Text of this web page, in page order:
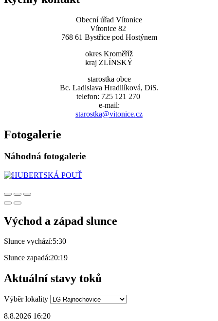
Obecní úřad Vítonice
Vítonice 82
768 61 Bystřice pod Hostýnem
okres Kroměříž
kraj ZLÍNSKÝ
starostka obce
Bc. Ladislava Hradilíková, DiS.
telefon: 725 121 270
e-mail:
starostka@vitonice.cz
Fotogalerie
Náhodná fotogalerie
Východ a západ slunce
Slunce vychází:5:30
Slunce zapadá:20:19
Aktuální stavy toků
Výběr lokality
8.8.2026 16:20